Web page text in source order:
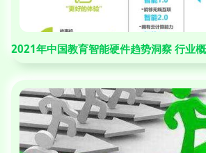
2021年中国教育智能硬件趋势洞察 行业